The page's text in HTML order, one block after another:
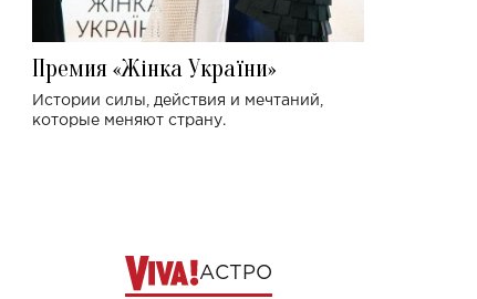
Премия «Жінка України»
Истории силы, действия и мечтаний,
которые меняют страну.
АСТРО